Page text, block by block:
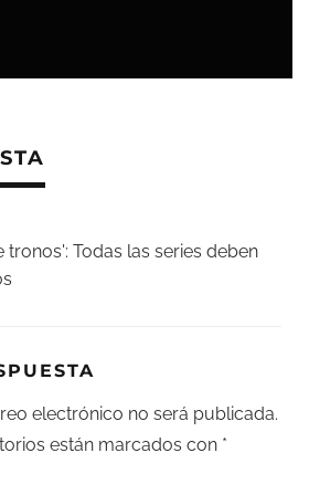
tronos': Todas las series deben
electrónico no será publicada.
están marcados con *